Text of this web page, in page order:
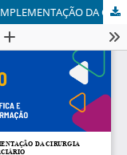
PRIMEIROS 6 MESES DE EXPERIÊNCIA DA IMPLEMENTAÇÃO DA CIRURGIA ROBÓTICA EM UM HOSPITAL TERCIÁRIO